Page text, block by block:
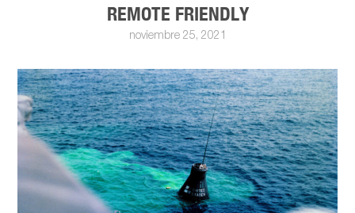
REMOTE FRIENDLY
noviembre 25, 2021